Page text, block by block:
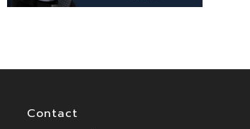
Contact